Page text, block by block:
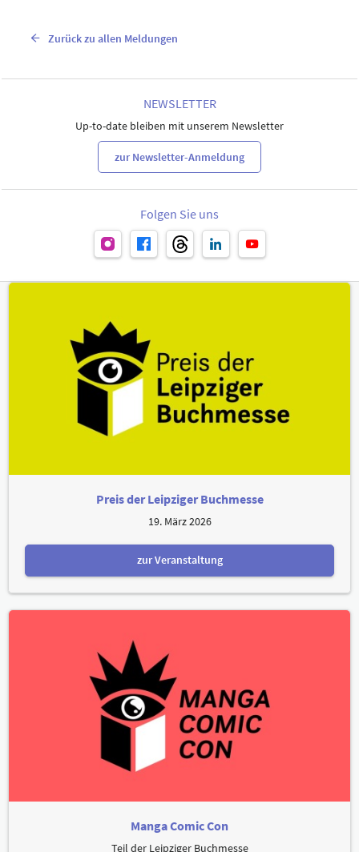
Zurück zu allen Meldungen
NEWSLETTER
Up-to-date bleiben mit unserem Newsletter
zur Newsletter-Anmeldung
Folgen Sie uns
Preis der Leipziger Buchmesse
19. März 2026
zur Veranstaltung
Manga Comic Con
Teil der Leipziger Buchmesse